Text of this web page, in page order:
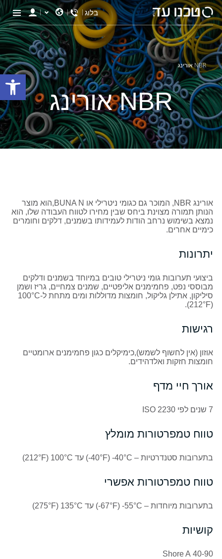
בלוג +0-3-6550606
NBR אורינג
NBR אורינג
אורינג NBR, המוכר גם כגומי ניטרילי או BUNA N,הוא מוצר
הנותן תמורה מצוינת ביחס שבין מחירו לטווח העבודה שלו, הוא
נמצא בשימוש נרחב הודות לעמידותו בשמנים, דלקים וחומרים
כימיים אחרים.
יתרונות
ביצועי תערובות גומי ניטרילי טובים במיוחד בשמנים ודלקים
מבוססי נפט, פחמימנים אליפטיים, שמנים צמחיים, גריז ושמן
סיליקון, אתילן גליקול, חומצות מדוללות ומים מתחת ל-100°C
(212°
F).
רגישות
אוזון (אין לחשוף לשמש),כימיקלים כגון פחמימנים ארומטיים
חומצות חזקות ואלדהידים.
אורך חיי מדף
7 שנים לפי ISO 2230
טווח טמפרטורות מומלץ
בתערובות סטנדרטיות – ‎ -40°C
‏ (‎
-40°F) עד 100° C
‏ (212°
F)
טווח טמפרטורות אפשרי
בתערובות מיוחדות – -55°C
‏ (‎
-67°F) עד 135° C
‏ (275°
F)
קושיות
40-90 Shore A
פתח